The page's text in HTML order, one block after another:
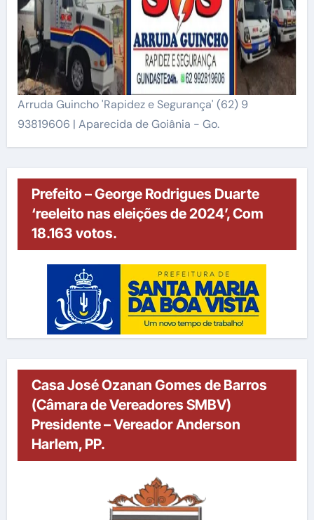
Arruda Guincho 'Rapidez e Segurança' (62) 9
93819606 | Aparecida de Goiânia - Go.
Prefeito – George Rodrigues Duarte
‘reeleito nas eleições de 2024’, Com
18.163 votos.
Casa José Ozanan Gomes de Barros
(Câmara de Vereadores SMBV)
Presidente – Vereador Anderson
Harlem, PP.